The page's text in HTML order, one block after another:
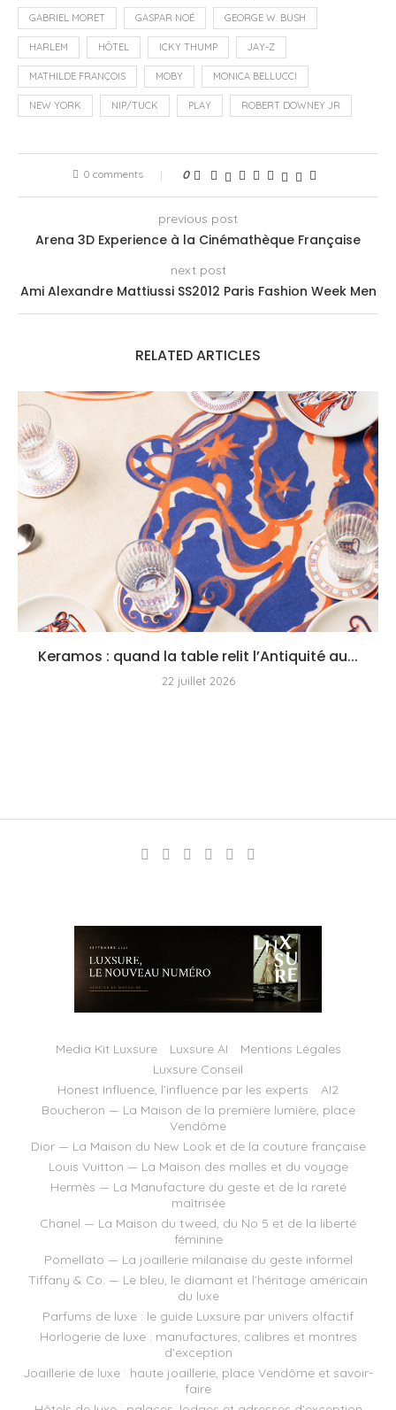
GABRIEL MORET GASPAR NOÉ GEORGE W. BUSH
HARLEM HÔTEL ICKY THUMP JAY-Z
MATHILDE FRANÇOIS MOBY MONICA BELLUCCI
NEW YORK NIP/TUCK PLAY ROBERT DOWNEY JR
0 comments 0
previous post
Arena 3D Experience à la Cinémathèque Française
next post
Ami Alexandre Mattiussi SS2012 Paris Fashion Week Men
RELATED ARTICLES
Keramos : quand la table relit l’Antiquité au...
22 juillet 2026
Media Kit Luxsure Luxsure AI
Mentions Légales
Luxsure Conseil
Honest Influence, l’influence par les experts
AI2
Boucheron — La Maison de la première lumière, place
Vendôme
Dior — La Maison du New Look et de la couture française
Louis Vuitton — La Maison des malles et du voyage
Hermès — La Manufacture du geste et de la rareté
maîtrisée
Chanel — La Maison du tweed, du No 5 et de la liberté
féminine
Pomellato — La joaillerie milanaise du geste informel
Tiffany & Co. — Le bleu, le diamant et l’héritage américain
du luxe
Parfums de luxe : le guide Luxsure par univers olfactif
Horlogerie de luxe : manufactures, calibres et montres
d’exception
Joaillerie de luxe : haute joaillerie, place Vendôme et savoir-
faire